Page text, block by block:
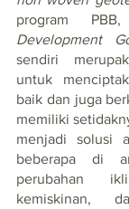
program
Development
sendiri
untuk
baik dan juga
memiliki
menjadi solusi
beberapa di
perubahan
kemiskinan,